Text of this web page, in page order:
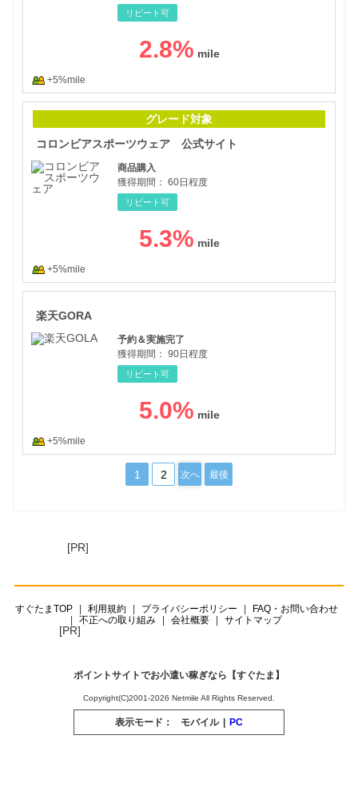
リピート可
2.8%
+5%mile
グレード対象
コロンビアスポーツウェア 公式サイト
商品購入
獲得期間： 60日程度
リピート可
5.3%
+5%mile
楽天GORA
予約＆実施完了
獲得期間： 90日程度
リピート可
5.0%
+5%mile
1 2 次へ 最後
[PR]
すぐたまTOP 利用規約 プライバシーポリシー
FAQ・お問い合わせ
不正への取り組み
会社概要 サイトマップ
[PR]
ポイントサイトでお小遣い稼ぎなら【すぐたま】
Copyright(C)2001-2026 Netmile All Rights Reserved.
表示モード： モバイル PC